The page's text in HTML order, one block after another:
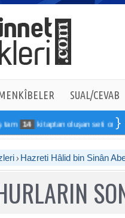
SUAL/CEVAB
14 kitaptan oluşan seti online
Hazreti Hâlid bin Sinân